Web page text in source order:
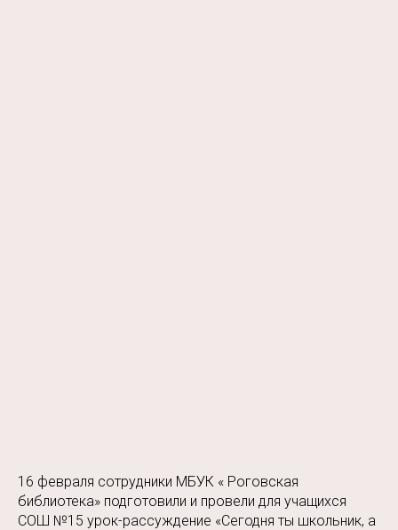
16 февраля сотрудники МБУК « Роговская
библиотека» подготовили и провели для учащихся
СОШ №15 урок-рассуждение «Сегодня ты школьник, а